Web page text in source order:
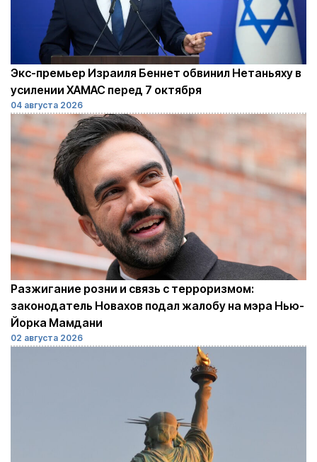
04 августа 2026
Экс-премьер Израиля Беннет обвинил Нетаньяху в
усилении ХАМАС перед 7 октября
02 августа 2026
Разжигание розни и связь с терроризмом:
законодатель Новахов подал жалобу на мэра Нью-
Йорка Мамдани